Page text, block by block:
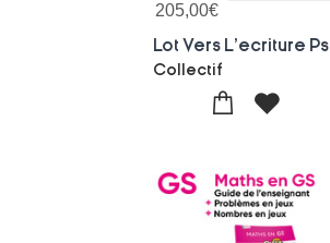
205,00€
Lot Vers L'ecriture Ps
Collectif